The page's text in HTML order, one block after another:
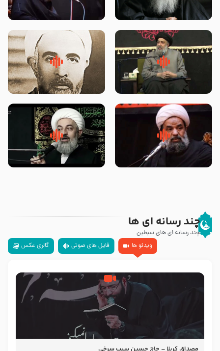
زوّار اربعین امام حسین (علیه
السلام) با این اشتیاق به زیارت
روضه جانسوز پاره های جگر امام
حسن مجتبی علیه السلام-حجت
لقب حضرت رقیه سلام الله علیها به
چه معناست – حجت الاسلام علوی
روضه‌ی مجلس یزید ملعون و
اسارت اهل‌بیت علیهم‌السلام –
محدث زاده
سلام جوانی که امام حسین علیه
السلام خودش جوابش را دادند
زیارتی که اسباب رزق زیاد و عمر
طولانی است حجت السلام حسین
چند رسانه ای ها
چند رسانه ای های سبطین
ویدئو ها
فایل های صوتی گالری عکس
مصداق کربلا – حاج حسین سیب سرخی